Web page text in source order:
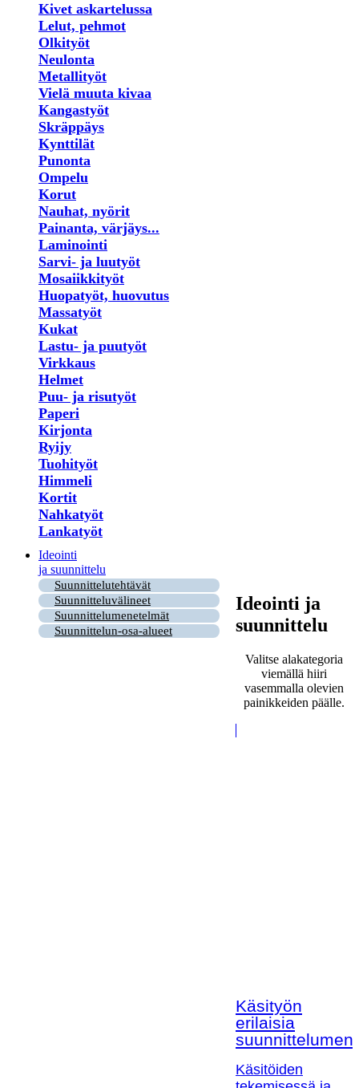
Kivet askartelussa
Lelut, pehmot
Olkityöt
Neulonta
Metallityöt
Vielä muuta kivaa
Kangastyöt
Skräppäys
Kynttilät
Punonta
Ompelu
Korut
Nauhat, nyörit
Painanta, värjäys...
Laminointi
Sarvi- ja luutyöt
Mosaiikkityöt
Huopatyöt, huovutus
Massatyöt
Kukat
Lastu- ja puutyöt
Virkkaus
Helmet
Puu- ja risutyöt
Paperi
Kirjonta
Ryijy
Tuohityöt
Himmeli
Kortit
Nahkatyöt
Lankatyöt
Ideointi
ja suunnittelu
Suunnittelutehtävät
Suunnitteluvälineet
Suunnittelumenetelmät
Suunnittelun-osa-alueet
Ideointi ja
suunnittelu
Valitse alakategoria
viemällä hiiri
vasemmalla olevien
painikkeiden päälle.
Käsityön
erilaisia
Käsitöiden